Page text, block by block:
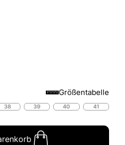
Größentabelle
38 39 40 41